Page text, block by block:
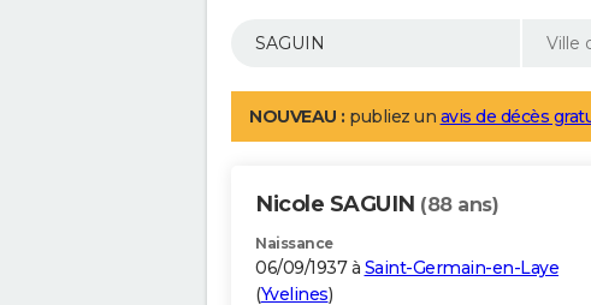
NOUVEAU : publiez un avis de décès
Nicole SAGUIN (88 ans)
Naissance
06/09/1937 à Saint-Germain-en-Laye
(Yvelines)